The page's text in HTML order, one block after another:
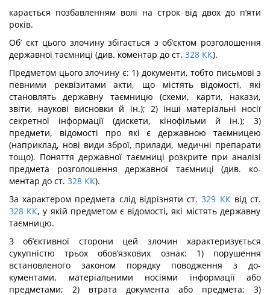
карається позбавленням волі на строк від двох до п’яти
років.
Об’ єкт цього злочину збігається з об’єктом розголошення
державної таємниці (див. коментар до ст. 328 КК).
Предметом цього злочину є: 1) документи, тобто письмові з
певними реквізи­тами акти, що містять відомості, які
становлять державну таємницю (схеми, карти, накази,
звіти, наукові висновки й ін.); 2) інші матеріальні носії
секретної інформації (дискети, кінофільми й ін.); 3)
предмети, відомості про які є державною таємницею
(наприклад, нові види зброї, прилади, медичні препарати
тощо). Поняття державної таємниці розкрите при аналізі
предмета розголошення державної таємниці (див. ко­
ментар до ст. 328 КК).
За характером предмета слід відрізняти ст. 329 ККвід ст.
328 КК, у якій предметом є відомості, які містять державну
таємницю.
З об’єктивної сторони цей злочин характеризується
сукупністю трьох обов’язкових ознак: 1) порушення
встановленого законом порядку поводження з до­
кументами, матеріальними носіями інформації або
предметами; 2) втрата документа або предмета; 3)